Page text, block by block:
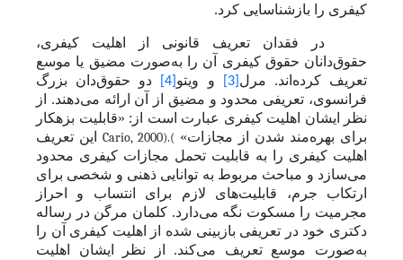
کیفری را بازشناسایی کرد.
در فقدان تعریف قانونی از اهلیت کیفری،
حقوق‌دانان حقوق کیفری آن را به‌صورت مضیق یا موسع
تعریف کرده‌اند. مرل [3] و ویتو [4]
دو حقوق‌دان بزرگ
فرانسوی، تعریفی محدود و مضیق از آن ارائه می‌دهند. از
نظر ایشان اهلیت کیفری عبارت است از: «قابلیت بزهکار
برای بهره‌مند شدن از مجازات» .(
Cario, 2000)
این تعریف
اهلیت کیفری را به قابلیت تحمل مجازات کیفری محدود
می‌سازد و مباحث مربوط به توانایی ذهنی و شخصی برای
ارتکاب جرم، قابلیت‌های لازم برای انتساب و احراز
مجرمیت را مسکوت نگه می‌دارد. کلمان مرگن در رساله
دکتری خود در تعریفی بازبینی شده از اهلیت کیفری آن را
به‌صورت موسع تعریف می‌کند. از نظر ایشان اهلیت